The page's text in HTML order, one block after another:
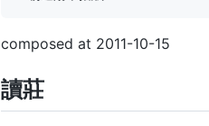
composed at 2011-10-15
讀莊